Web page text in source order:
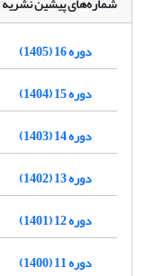
دوره 16 (1405)
دوره 15 (1404)
دوره 14 (1403)
دوره 13 (1402)
دوره 12 (1401)
دوره 11 (1400)